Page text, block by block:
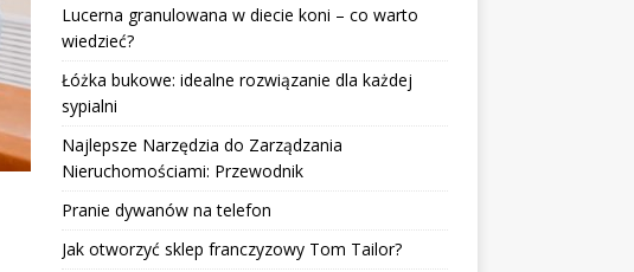
Lucerna granulowana w diecie koni – co warto
wiedzieć?
Łóżka bukowe: idealne rozwiązanie dla każdej
sypialni
Najlepsze Narzędzia do Zarządzania
Nieruchomościami: Przewodnik
Pranie dywanów na telefon
Jak otworzyć sklep franczyzowy Tom Tailor?